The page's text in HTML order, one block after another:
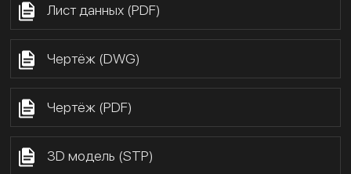
Лист данных (PDF)
Чертёж (DWG)
Чертёж (PDF)
3D модель (STP)